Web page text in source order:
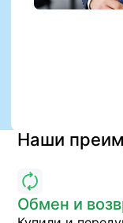
Наши
Обмен и